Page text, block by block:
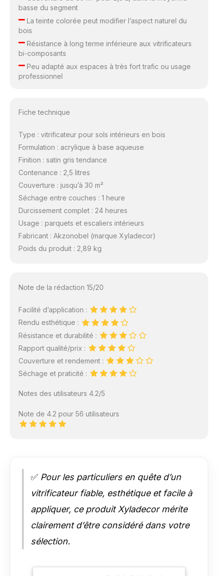
basse du segment
–La teinte colorée peut modifier l’aspect naturel du
bois
–Résistance à long terme inférieure aux vitrificateurs
bi-composants
–Peu adapté aux espaces à très fort trafic ou usage
professionnel
Fiche technique
Type : vitrificateur pour sols intérieurs en bois
Formulation : acrylique à base aqueuse
Finition : satin gris tendance
Contenance : 2,5 litres
Couverture : jusqu’à 30 m²
Séchage entre couches : 1 heure
Durcissement complet : 24 heures
Usage : parquets et escaliers intérieurs
Fabricant : Akzonobel (marque Xyladecor)
Poids du produit : 2,89 kg
Note de la rédaction 15/20
Facilité d’application :
Rendu esthétique :
Résistance et durabilité :
Rapport qualité/prix :
Couverture et rendement :
Séchage et praticité :
Notes des utilisateurs 4.2/5
Note de 4.2 pour 56 utilisateurs
✅ Pour les particuliers en quête d’un
vitrificateur fiable, esthétique et facile à
appliquer, ce produit Xyladecor mérite
clairement d’être considéré dans votre
sélection.